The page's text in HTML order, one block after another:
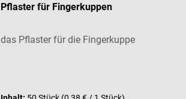
Pflaster für Fingerkuppen
das Pflaster für die Fingerkuppe